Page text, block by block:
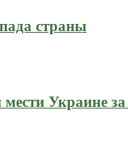
страны
Украине